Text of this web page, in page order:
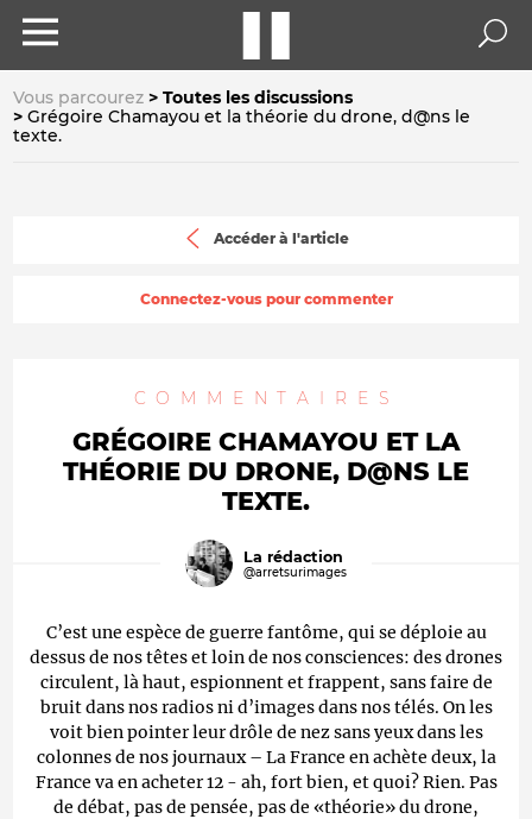
Vous parcourez
Toutes les discussions
Grégoire Chamayou et la théorie du drone, d@ns le
texte.
Accéder à l'article
Connectez-vous pour commenter
COMMENTAIRES
GRÉGOIRE CHAMAYOU ET LA
THÉORIE DU DRONE, D@NS LE
TEXTE.
La rédaction
@arretsurimages
C’est une espèce de guerre fantôme, qui se déploie au
dessus de nos têtes et loin de nos consciences: des drones
circulent, là haut, espionnent et frappent, sans faire de
bruit dans nos radios ni d’images dans nos télés. On les
voit bien pointer leur drôle de nez sans yeux dans les
colonnes de nos journaux – La France en achète deux, la
France va en acheter 12 - ah, fort bien, et quoi? Rien. Pas
de débat, pas de pensée, pas de «théorie» du drone,